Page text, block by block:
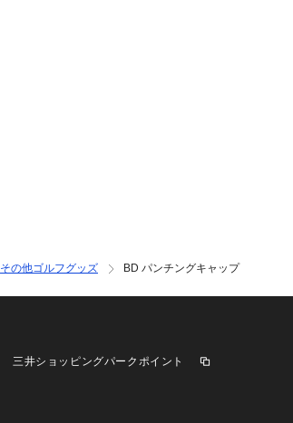
その他ゴルフグッズ BD パンチングキャップ
三井ショッピングパークポイント